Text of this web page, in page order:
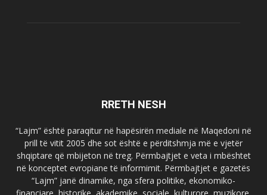
RRETH NESH
“Lajm” është paraqitur në hapësirën mediale në Maqedoni në
prill të vitit 2005 dhe sot është e përditshmja më e vjetër
shqiptare që mbijeton në treg. Përmbajtjet e veta i mbështet
në konceptet evropiane të informimit. Përmbajtjet e gazetës
“Lajm” janë dinamike, nga sfera politike, ekonomiko-